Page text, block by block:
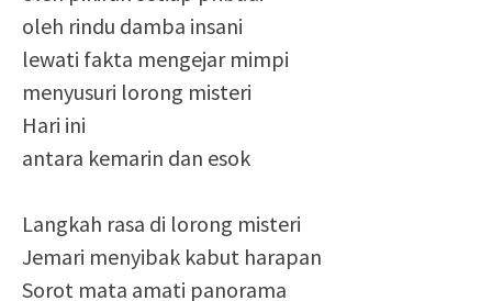
oleh rindu damba insani
lewati fakta mengejar mimpi
menyusuri lorong misteri
Hari ini
antara kemarin dan esok
Langkah rasa di lorong misteri
Jemari menyibak kabut harapan
Sorot mata amati panorama